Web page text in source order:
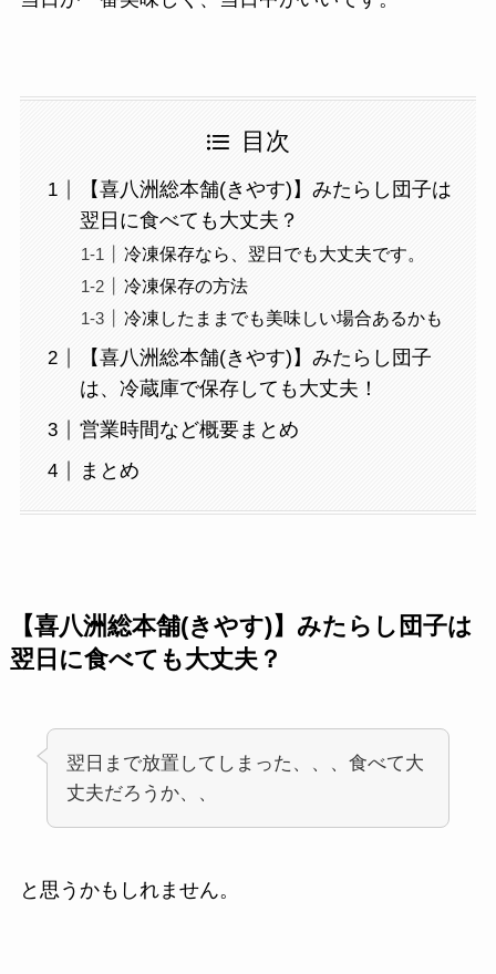
目次
【喜八洲総本舗(きやす)】みたらし団子は
翌日に食べても大丈夫？
冷凍保存なら、翌日でも大丈夫です。
冷凍保存の方法
冷凍したままでも美味しい場合あるかも
【喜八洲総本舗(きやす)】みたらし団子
は、冷蔵庫で保存しても大丈夫！
営業時間など概要まとめ
まとめ
【喜八洲総本舗(きやす)】みたらし団子は
翌日に食べても大丈夫？
翌日まで放置してしまった、、、食べて大
丈夫だろうか、、
と思うかもしれません。